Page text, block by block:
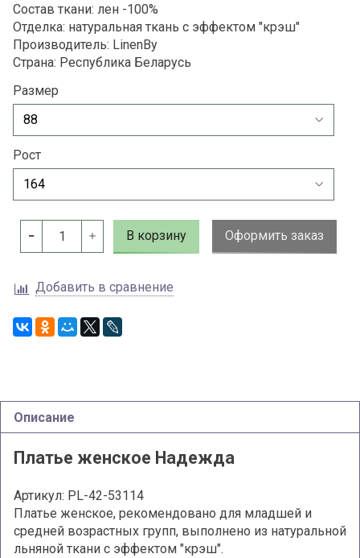
Состав ткани: лен -100%
Отделка: натуральная ткань с эффектом "крэш"
Производитель: LinenBy
Страна: Республика Беларусь
Размер
Рост
В корзину Оформить заказ
Добавить в сравнение
Описание
Платье женское Надежда
Артикул: PL-42-53114
Платье женское, рекомендовано для младшей и
средней возрастных групп, выполнено из натуральной
льняной ткани с эффектом "крэш".